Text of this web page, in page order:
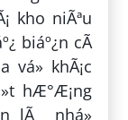
kho niÃªu
biáº¿n cÃ
vá» khÃ¡c
hÆ°Æ¡ng
lÃ nhá»